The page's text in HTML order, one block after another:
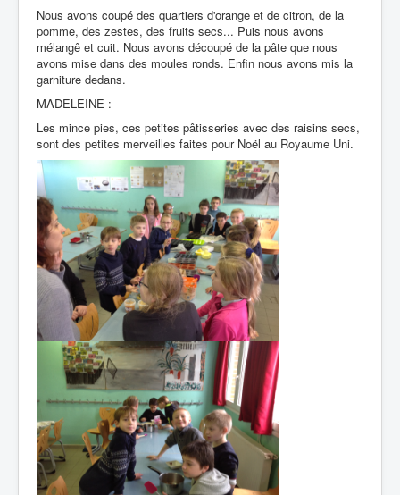
Nous avons coupé des quartiers d'orange et de citron, de la
pomme, des zestes, des fruits secs... Puis nous avons
mélangê et cuit. Nous avons découpé de la pâte que nous
avons mise dans des moules ronds. Enfin nous avons mis la
garniture dedans.
MADELEINE :
Les mince pies, ces petites pâtisseries avec des raisins secs,
sont des petites merveilles faites pour Noël au Royaume Uni.